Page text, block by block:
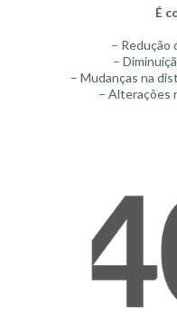
É
– Redução
–
– Mudanças na
– Alterações